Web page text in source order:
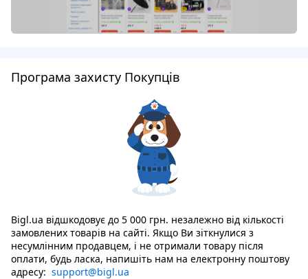
Програма захисту Покупців
Bigl.ua відшкодовує до 5 000 грн. незалежно від кількості
замовлених товарів на сайті. Якщо Ви зіткнулися з
несумлінним продавцем, і не отримали товару після
оплати, будь ласка, напишіть нам на електронну поштову
адресу: support@bigl.ua